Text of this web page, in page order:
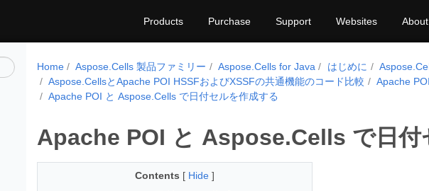
Products Purchase Support Websites About
Home Aspose.Cells 製品ファミリー Aspose.Cells for Java はじめに
Aspose.CellsとApache POI HSSFおよびXSSFの共通機能のコード比較
Apache
Apache POI と Aspose.Cells で日付セルを作成する
Apache POI と Aspose.Cells で日付
Contents [ Hide ]